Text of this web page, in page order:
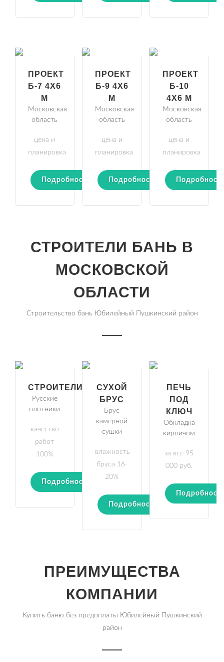
ПРОЕКТ
Б-7 4Х6
М
Московская
область
цена и
планировка
Подробности
ПРОЕКТ
Б-9 4Х6
М
Московская
область
цена и
планировка
Подробности
ПРОЕКТ
Б-10
4Х6 М
Московская
область
цена и
планировка
СТРОИТЕЛИ БАНЬ В
МОСКОВСКОЙ
ОБЛАСТИ
Строительство бань Юбилейный Пушкинский район
СТРОИТЕЛИ
Русские
плотники
качество
работ
100%
Подробности
СУХОЙ
БРУС
Брус
камерной
сушки
влажность
бруса 16-
20%
Подробности
ПЕЧЬ
ПОД
КЛЮЧ
Обкладка
кирпичом
за все 95
000 руб.
ПРЕИМУЩЕСТВА
КОМПАНИИ
Купить баню без предоплаты Юбилейный Пушкинский
район